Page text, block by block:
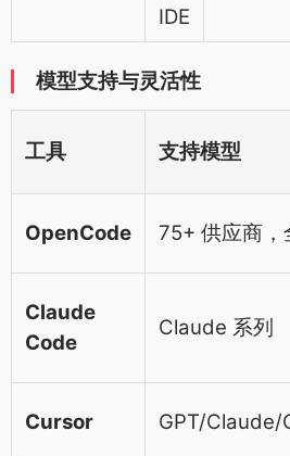
IDE
模型支持与灵活性
工具 支持模型
OpenCode 75+ 供应商，
Claude
Code
Claude 系列
Cursor GPT/Claude/